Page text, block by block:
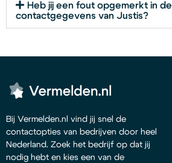
Heb jij een fout opgemerkt in de
contactgegevens van Justis?
Bij Vermelden.nl vind jij snel de
contactopties van bedrijven door heel
Nederland. Zoek het bedrijf op dat jij
nodig hebt en kies een van de